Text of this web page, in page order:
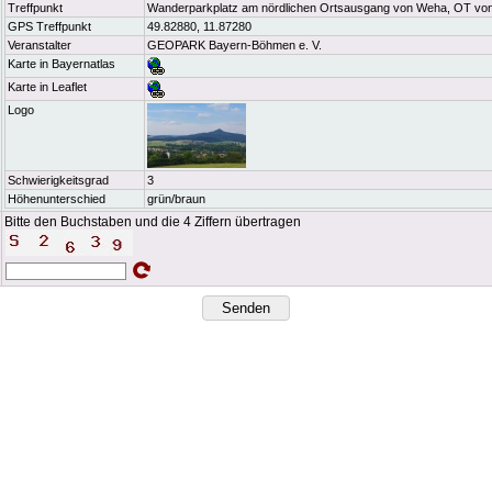
Treffpunkt
Wanderparkplatz am nördlichen Ortsausgang von Weha, OT
GPS Treffpunkt
49.82880, 11.87280
Veranstalter
GEOPARK Bayern-Böhmen e. V.
Karte in Bayernatlas
Karte in Leaflet
Logo
Schwierigkeitsgrad
3
Höhenunterschied
grün/braun
Bitte den Buchstaben und die 4 Ziffern übertragen